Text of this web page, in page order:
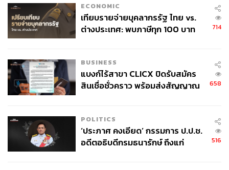
ECONOMIC
เทียบรายจ่ายบุคลากรรัฐ ไทย vs.
ต่างประเทศ: พบภาษีทุก 100 บาท
714
BUSINESS
แบงก์ไร้สาขา CLICX ปิดรับสมัคร
สินเชื่อชั่วคราว พร้อมส่งสัญญาณ
658
POLITICS
‘ประภาศ คงเอียด’ กรรมการ ป.ป.ช.
อดีตอธิบดีกรมธนารักษ์ ถึงแก่
516